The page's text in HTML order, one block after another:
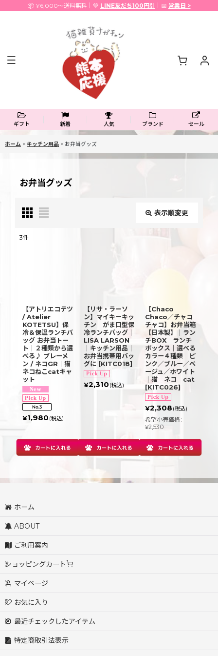
📦 ¥6,000〜送料無料｜💚 LINE友だち100円引 ｜📅 営業日 >
ギフト 新着 人気 ブランド セール
ホーム > キッチン用品 > お弁当グッズ
お弁当グッズ
表示順変更
絞り込む
3件
【アトリエコテツ
/ Atelier
KOTETSU】保
冷＆保温ランチバ
ッグ お弁当トー
ト｜２種類から選
べる♪ ブレーメ
ン / ネコGR｜猫
ネコねこcatキャ
ット
¥1,980 (税込)
【リサ・ラーソ
ン】マイキーキッ
チン がま口型保
冷ランチバッグ｜
LISA LARSON
｜キッチン用品｜
お弁当携帯用バッ
グに [KITC018]
¥2,310 (税込)
【Chaco
Chaco／チャコ
チャコ】お弁当箱
【日本製】｜ラン
チBOX ランチ
ボックス｜選べる
カラー４種類 ピ
ンク／ブルー／ベ
ージュ／ホワイト
｜猫 ネコ cat
[KITC026]
¥2,308 (税込)
希望小売価格 :
¥2,530
ホーム
ABOUT
ご利用案内
ショッピングカート
マイページ
お気に入り
最近チェックしたアイテム
特定商取引法表示